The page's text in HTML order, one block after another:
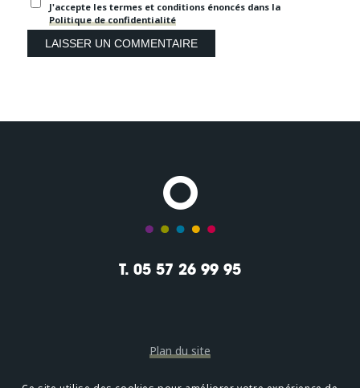
J'accepte les termes et conditions énoncés dans la
Politique de confidentialité
T. 05 57 26 99 95
Plan du site